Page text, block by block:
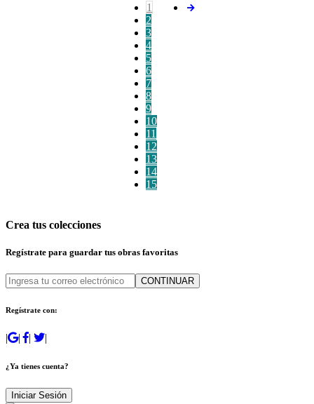
1
2
3
4
5
6
7
8
9
10
11
12
13
14
15
Crea tus colecciones
Regístrate para guardar tus obras favoritas
CONTINUAR
Regístrate con:
| | | |
¿Ya tienes cuenta?
Iniciar Sesión